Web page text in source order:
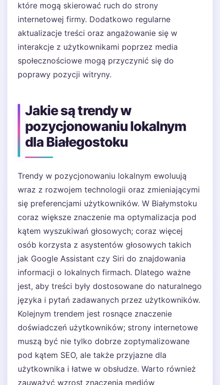
które mogą skierować ruch do strony
internetowej firmy. Dodatkowo regularne
aktualizacje treści oraz angażowanie się w
interakcje z użytkownikami poprzez media
społecznościowe mogą przyczynić się do
poprawy pozycji witryny.
Jakie są trendy w
pozycjonowaniu lokalnym
dla Białegostoku
Trendy w pozycjonowaniu lokalnym ewoluują
wraz z rozwojem technologii oraz zmieniającymi
się preferencjami użytkowników. W Białymstoku
coraz większe znaczenie ma optymalizacja pod
kątem wyszukiwań głosowych; coraz więcej
osób korzysta z asystentów głosowych takich
jak Google Assistant czy Siri do znajdowania
informacji o lokalnych firmach. Dlatego ważne
jest, aby treści były dostosowane do naturalnego
języka i pytań zadawanych przez użytkowników.
Kolejnym trendem jest rosnące znaczenie
doświadczeń użytkowników; strony internetowe
muszą być nie tylko dobrze zoptymalizowane
pod kątem SEO, ale także przyjazne dla
użytkownika i łatwe w obsłudze. Warto również
zauważyć wzrost znaczenia mediów